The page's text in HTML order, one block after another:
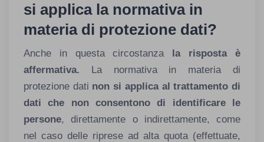
si applica la normativa in
materia di protezione dati?
Anche in questa circostanza la risposta è
affermativa. La normativa in materia di
protezione dati non si applica al trattamento di
dati che non consentono di identificare le
persone, direttamente o indirettamente, come
nel caso delle riprese ad alta quota (effettuate,